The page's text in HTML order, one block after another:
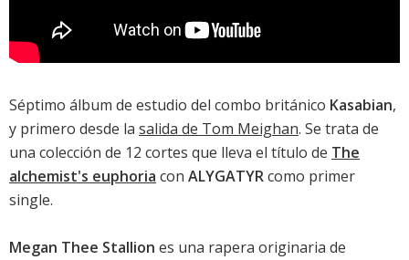
Séptimo álbum de estudio del combo británico Kasabian,
y primero desde la salida de Tom Meighan. Se trata de
una colección de 12 cortes que lleva el título de The
alchemist's euphoria con ALYGATYRcomo primer
single.
Megan Thee Stallion es una rapera originaria de